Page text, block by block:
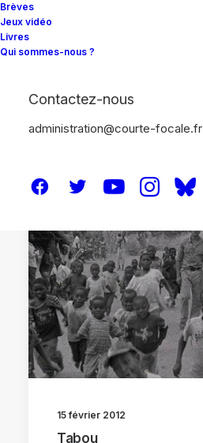
Brèves
Jeux vidéo
Livres
Qui sommes-nous ?
Contactez-nous
administration@courte-focale.fr
15 février 2012
Tabou